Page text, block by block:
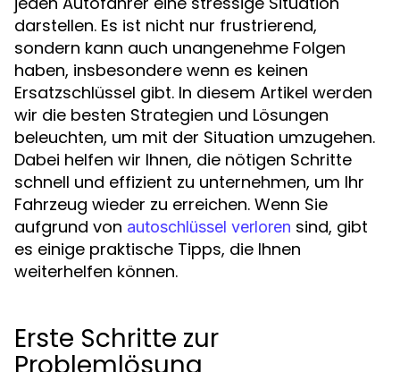
darstellen. Es ist nicht nur frustrierend,
sondern kann auch unangenehme Folgen
haben, insbesondere wenn es keinen
Ersatzschlüssel gibt. In diesem Artikel werden
wir die besten Strategien und Lösungen
beleuchten, um mit der Situation umzugehen.
Dabei helfen wir Ihnen, die nötigen Schritte
schnell und effizient zu unternehmen, um Ihr
Fahrzeug wieder zu erreichen. Wenn Sie
aufgrund von autoschlüssel verloren sind, gibt
es einige praktische Tipps, die Ihnen
weiterhelfen können.
Erste Schritte zur